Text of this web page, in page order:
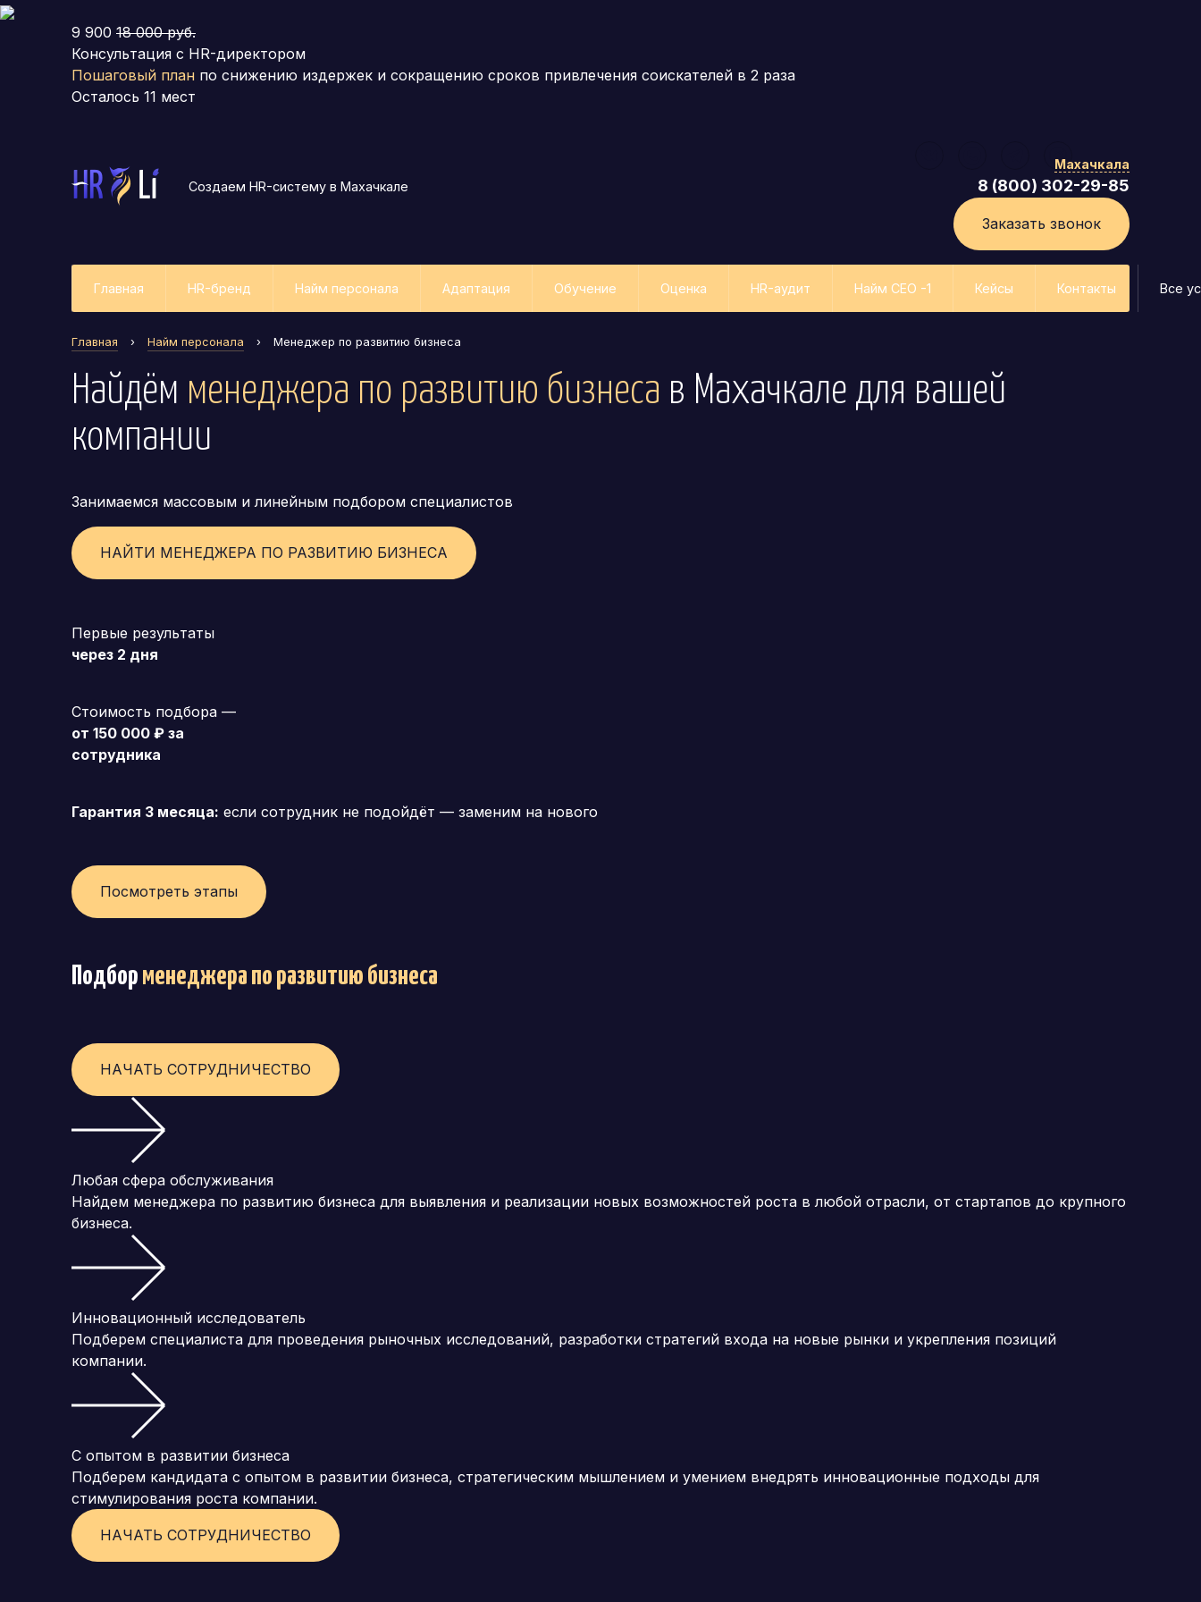
9 900 18 000 руб.
Консультация с HR-директором
Пошаговый план по снижению издержек и сокращению сроков привлечения соискателей в 2 раза
Осталось 11 мест
Создаем HR-систему в Махачкале
Махачкала
8 (800) 302-29-85
Заказать звонок
Главная HR-бренд Найм персонала Адаптация Обучение Оценка HR-аудит Найм СЕО -1 Кейсы Контакты Все
Коммерческий директор
Директор по маркетингу (CMO)
Директор по персоналу (HR-директор)
Финансовый директор (CFO)
Технический директор (CTO)
Главная › Найм персонала › Менеджер по развитию бизнеса
Найдём менеджера по развитию бизнеса в Махачкале для вашей
компании
Занимаемся массовым и линейным подбором специалистов
НАЙТИ МЕНЕДЖЕРА ПО РАЗВИТИЮ БИЗНЕСА
Первые результаты
через 2 дня
Стоимость подбора —
от 150 000 ₽ за
сотрудника
Гарантия 3 месяца: если сотрудник не подойдёт — заменим на нового
Посмотреть этапы
Подбор менеджера по развитию бизнеса
НАЧАТЬ СОТРУДНИЧЕСТВО
Любая сфера обслуживания
Найдем менеджера по развитию бизнеса для выявления и реализации новых возможностей роста в любой отрасли, от стартапов до крупного
бизнеса.
Инновационный исследователь
Подберем специалиста для проведения рыночных исследований, разработки стратегий входа на новые рынки и укрепления позиций
компании.
С опытом в развитии бизнеса
Подберем кандидата с опытом в развитии бизнеса, стратегическим мышлением и умением внедрять инновационные подходы для
стимулирования роста компании.
НАЧАТЬ СОТРУДНИЧЕСТВО